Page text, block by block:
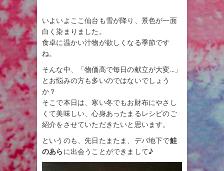
いよいよここ仙台も雪が降り、景色が一面
白く染まりました。
食卓に温かい汁物が欲しくなる季節です
ね。
そんな中、「物価高で毎日の献立が大変…」
とお悩みの方も多いのではないでしょう
か？
そこで本日は、寒い冬でもお財布にやさし
くて美味しい、心身あったまるレシピのご
紹介をさせていただきたいと思います。
というのも、先日たまたま、デパ地下で鮭
のあらに出会うことができまして♪